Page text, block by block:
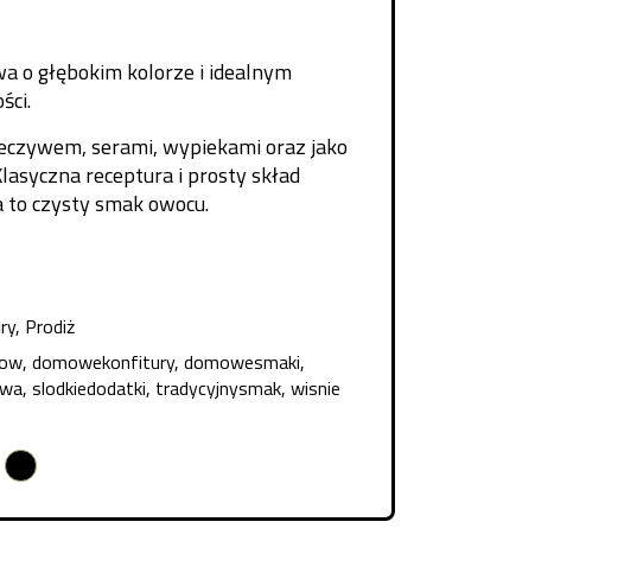
o głębokim kolorze i idealnym
serami, wypiekami oraz jako
receptura i prosty skład
to czysty smak owocu.
, Prodiż
, domowekonfitury, domowesmaki,
, slodkiedodatki, tradycyjnysmak, wisnie